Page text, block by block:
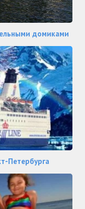
домиками
Петербурга